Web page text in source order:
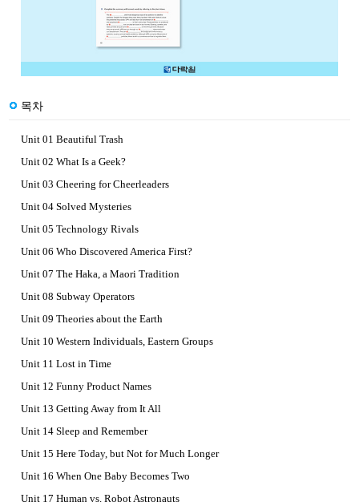
목차
Unit 01 Beautiful Trash
Unit 02 What Is a Geek?
Unit 03 Cheering for Cheerleaders
Unit 04 Solved Mysteries
Unit 05 Technology Rivals
Unit 06 Who Discovered America First?
Unit 07 The Haka, a Maori Tradition
Unit 08 Subway Operators
Unit 09 Theories about the Earth
Unit 10 Western Individuals, Eastern Groups
Unit 11 Lost in Time
Unit 12 Funny Product Names
Unit 13 Getting Away from It All
Unit 14 Sleep and Remember
Unit 15 Here Today, but Not for Much Longer
Unit 16 When One Baby Becomes Two
Unit 17 Human vs. Robot Astronauts